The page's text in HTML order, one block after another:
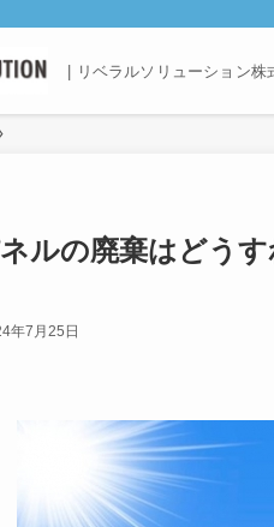
| リベラルソリューション株
ルの廃棄はどう
年7月25日